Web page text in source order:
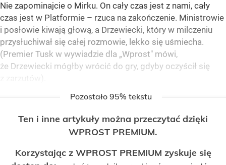
Nie zapominajcie o Mirku. On cały czas jest z nami, cały
czas jest w Platformie – rzuca na zakończenie. Ministrowie
i posłowie kiwają głową, a Drzewiecki, który w milczeniu
przysłuchiwał się całej rozmowie, lekko się uśmiecha.
(Premier Tusk w wywiadzie dla „Wprost" mówi,
że Drzewiecki mógłby wrócić do gry, gdyby oczyścił się
z zarzutów).
Pozostało 95% tekstu
Ten i inne artykuły można przeczytać dzięki
WPROST PREMIUM.
Korzystając z WPROST PREMIUM zyskuje się